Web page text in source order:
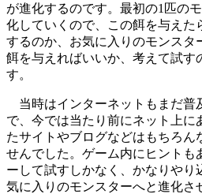
が進化するのです。最初の1匹の
化していくので、この餌を与えた
するのか、お気に入りのモンスタ
餌を与えればいいか、考えて試す
す。
当時はインターネットもまだ普
で、今では当たり前にネット上に
たサイトやブログなどはもちろん
せんでした。ゲーム内にヒントも
ーして試すしかなく、かなりやり
気に入りのモンスターへと進化さ